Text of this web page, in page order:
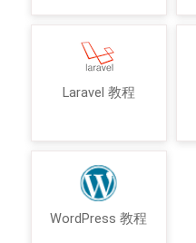
Laravel 教程
WordPress 教程